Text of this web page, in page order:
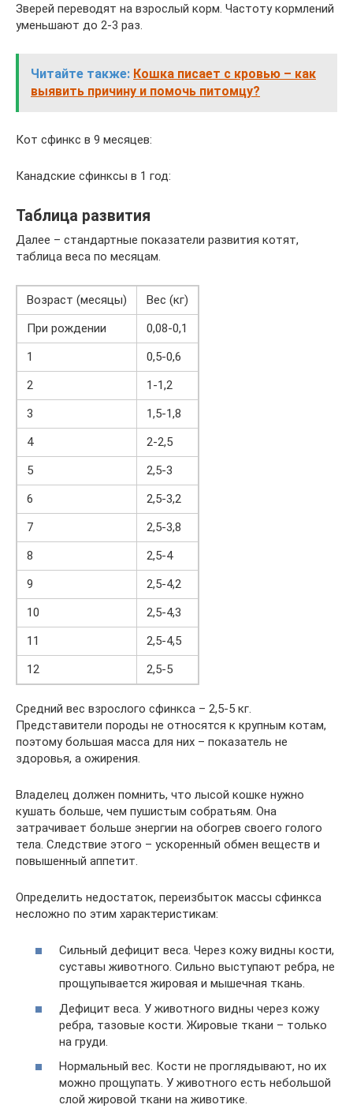
Зверей переводят на взрослый корм. Частоту кормлений
уменьшают до 2-3 раз.
Читайте также: Кошка писает с кровью – как
выявить причину и помочь питомцу?
Кот сфинкс в 9 месяцев:
Канадские сфинксы в 1 год:
Таблица развития
Далее – стандартные показатели развития котят,
таблица веса по месяцам.
Возраст (месяцы)
Вес (кг)
При рождении
0,08-0,1
1
0,5-0,6
2
1-1,2
3
1,5-1,8
4
2-2,5
5
2,5-3
6
2,5-3,2
7
2,5-3,8
8
2,5-4
9
2,5-4,2
10
2,5-4,3
11
2,5-4,5
12
2,5-5
Средний вес взрослого сфинкса – 2,5-5 кг.
Представители породы не относятся к крупным котам,
поэтому большая масса для них – показатель не
здоровья, а ожирения.
Владелец должен помнить, что лысой кошке нужно
кушать больше, чем пушистым собратьям. Она
затрачивает больше энергии на обогрев своего голого
тела. Следствие этого – ускоренный обмен веществ и
повышенный аппетит.
Определить недостаток, переизбыток массы сфинкса
несложно по этим характеристикам:
Сильный дефицит веса. Через кожу видны кости,
суставы животного. Сильно выступают ребра, не
прощупывается жировая и мышечная ткань.
Дефицит веса. У животного видны через кожу
ребра, тазовые кости. Жировые ткани – только
на груди.
Нормальный вес. Кости не проглядывают, но их
можно прощупать. У животного есть небольшой
слой жировой ткани на животике.